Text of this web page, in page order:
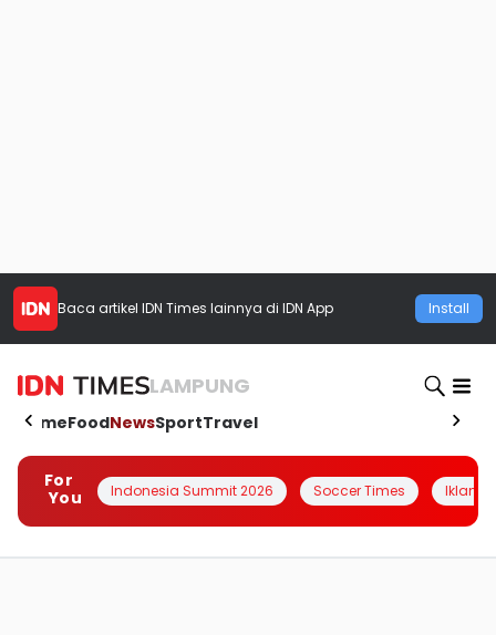
Baca artikel IDN Times lainnya di IDN App Install
LAMPUNG
HomeFoodNewsSportTravel
For
You
Indonesia Summit 2026 Soccer Times Iklanin